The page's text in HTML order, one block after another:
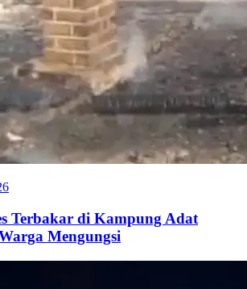
Terbakar di Kampung Adat
Mengungsi